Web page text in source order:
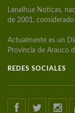
Lanalhue Noticas,
de 2001,
Actualmente es un
Provincia de Arauco
REDES SOCIALES